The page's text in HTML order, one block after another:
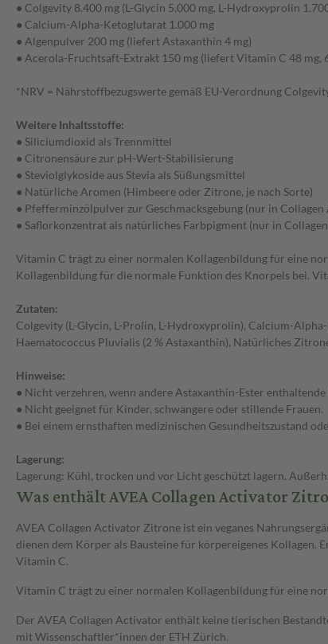
● Colgevity 8.400 mg (L-Glycin 5.000 mg, L-Hydroxyprolin
● Calcium-Alpha-Ketoglutarat 1.000 mg
● Algenpulver 200 mg (liefert Astaxanthin 4 mg)
● Acerola-Fruchtsaft-Extrakt 150 mg (liefert Vitamin C 48 mg,
*NRV = Nährstoffbezugswerte gemäß EU-Verordnung
Weitere Inhaltsstoffe:
● Siliciumdioxid als Trennmittel
● Citronensäure zur pH-Wert-Stabilisierung
● Steviolglykoside aus Stevia als Süßungsmittel
● Natürliche Aromen (Himbeere oder Zitrone, je nach Sorte)
● Pfefferminzölpulver zur Geschmacksgebung (nur in
● Saflorkonzentrat als natürliches Farbpigment (nur in
Vitamin C trägt zu einer normalen Kollagenbildung für eine
Kollagenbildung für die normale Funktion des Knorpels bei.
Zutaten:
Colgevity (L-Glycin, L-Prolin, L-Hydroxyprolin), Calcium-
Haematococcus Pluvialis (2 % Astaxanthin), Natürliches
Hinweise:
● Nicht verzehren, wenn andere Astaxanthin-Ester
● Nicht geeignet für Kinder, schwangere oder stillende Frauen.
● Bei einem ernsthaften medizinischen Gesundheitszustand
Lagerung:
Lagerung: Kühl, trocken und vor Licht geschützt lagern.
Was enthält AVEA Collagen Activator
AVEA Collagen Activator Zitrone ist ein veganes
dienen dem Körper als Bausteine für körpereigenes
Vitamin C.
Vitamin C trägt zu einer normalen Kollagenbildung für eine
Der AVEA Collagen Activator enthält keine tierischen
mit Wissenschaftler*innen der ETH Zürich.